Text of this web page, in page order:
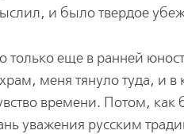
и было твердое
только еще в ранней
меня тянуло туда, и в
времени. Потом, как
уважения русским